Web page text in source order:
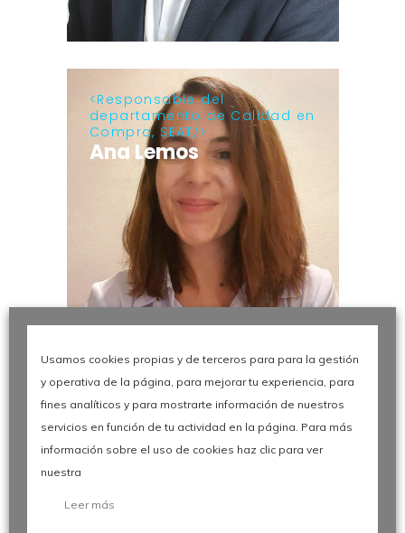
Responsable del
departamento de Calidad en
Compra, SEAT
Ana Lemos
General Manager,
TECNOMATRIX / KAPTURE
Xavier Conesa
Usamos cookies propias y de terceros para para la gestión
y operativa de la página, para mejorar tu experiencia, para
fines analíticos y para mostrarte información de nuestros
servicios en función de tu actividad en la página. Para más
información sobre el uso de cookies haz clic para ver
nuestra
Leer más